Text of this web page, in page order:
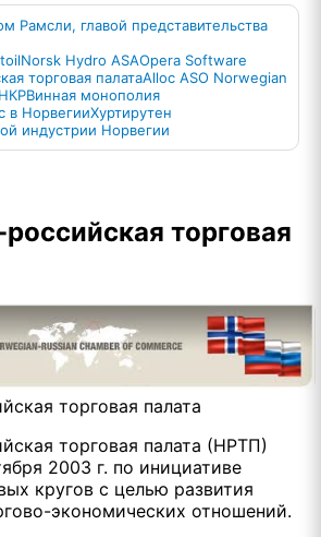
Рамсли, главой представительства
Norsk Hydro ASAOpera Software
торговая палатаAlloc ASО Norwegian
Винная монополия
в НорвегииХуртирутен
индустрии Норвегии
торговая
торговая палата
торговая палата (НРТП)
2003 г. по инициативе
кругов с целью развития
экономических отношений.